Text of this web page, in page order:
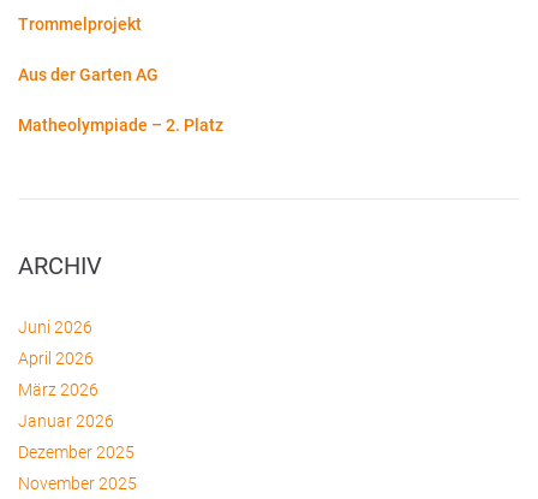
Trommelprojekt
Aus der Garten AG
Matheolympiade – 2. Platz
ARCHIV
Juni 2026
April 2026
März 2026
Januar 2026
Dezember 2025
November 2025